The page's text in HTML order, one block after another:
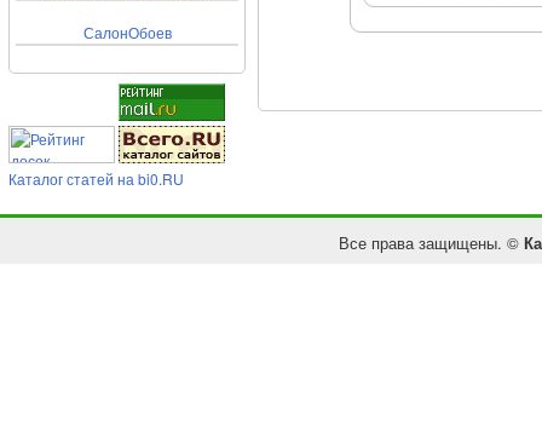
СалонОбоев
Каталог статей на bi0.RU
Все права защищены. ©